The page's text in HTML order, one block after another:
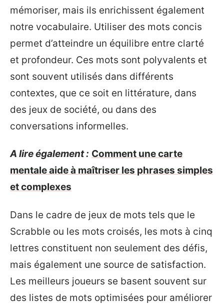
mémoriser, mais ils enrichissent également
notre vocabulaire. Utiliser des mots concis
permet d’atteindre un équilibre entre clarté
et profondeur. Ces mots sont polyvalents et
sont souvent utilisés dans différents
contextes, que ce soit en littérature, dans
des jeux de société, ou dans des
conversations informelles.
A lire également : Comment une carte
mentale aide à maîtriser les phrases simples
et complexes
Dans le cadre de jeux de mots tels que le
Scrabble ou les mots croisés, les mots à cinq
lettres constituent non seulement des défis,
mais également une source de satisfaction.
Les meilleurs joueurs se basent souvent sur
des listes de mots optimisées pour améliorer